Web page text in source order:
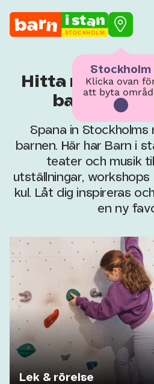
STOCKHOLM
Stockholm
Klicka ovan
att byta
Hitta roliga
barn som
Spana in
barnen. Här har Barn i
teater och musik
utställningar,
kul. Låt dig inspireras
en ny
Lek & rörelse